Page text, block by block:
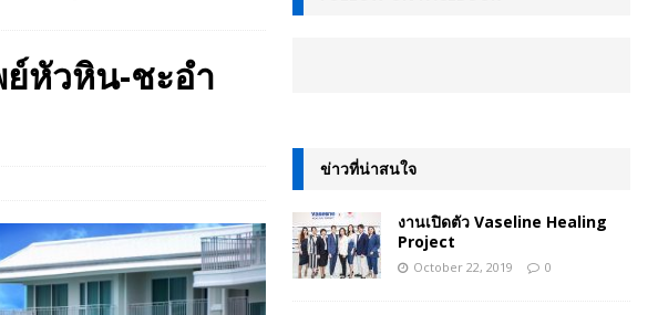
ำแพง ‘บ้านใหญ่’ ใน
หัวหิน-ชะอำ
ข่าวที่น่าสนใจ
งานเปิดตัว Vaseline Healing
Project
October 22, 2019 0